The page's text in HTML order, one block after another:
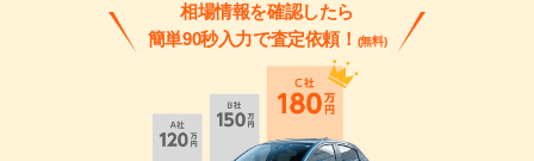
相場情報を確認したら
簡単90秒入力で査定依頼！ (無料)